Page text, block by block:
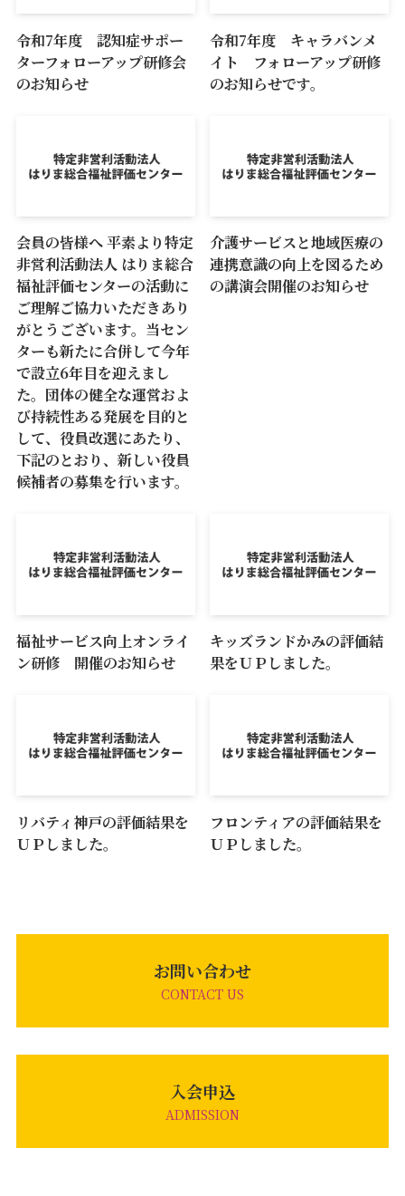
令和7年度 認知症サポー
ターフォローアップ研修会
のお知らせ
令和7年度 キャラバンメ
イト フォローアップ研修
のお知らせです。
会員の皆様へ 平素より特定
非営利活動法人 はりま総合
福祉評価センターの活動に
ご理解ご協力いただきあり
がとうございます。当セン
ターも新たに合併して今年
で設立6年目を迎えまし
た。団体の健全な運営およ
び持続性ある発展を目的と
して、役員改選にあたり、
下記のとおり、新しい役員
候補者の募集を行います。
介護サービスと地域医療の
連携意識の向上を図るため
の講演会開催のお知らせ
福祉サービス向上オンライ
ン研修 開催のお知らせ
キッズランドかみの評価結
果をＵＰしました。
リバティ神戸の評価結果を
ＵＰしました。
フロンティアの評価結果を
ＵＰしました。
お問い合わせ
CONTACT US
入会申込
ADMISSION